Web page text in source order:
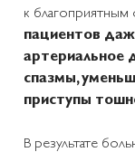
к
пациентов
артериальное
спазмы,
приступы
В результате